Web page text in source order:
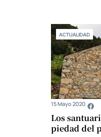
ACTUALIDAD
Los
piedad del
15 Mayo 2020